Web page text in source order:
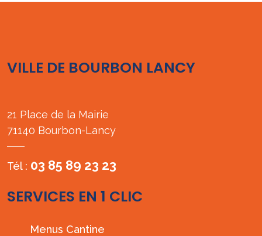
VILLE DE BOURBON LANCY
21 Place de la Mairie
71140 Bourbon-Lancy
Tél : 03 85 89 23 23
SERVICES EN 1 CLIC
Menus Cantine